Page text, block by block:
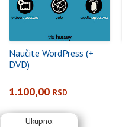
Naučite WordPress (+
DVD)
1.100,00 RSD
Ukupno: